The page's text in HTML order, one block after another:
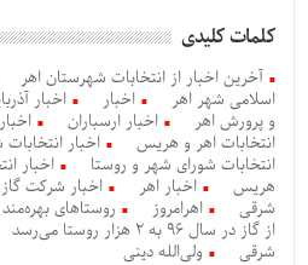
کلمات کلیدی
آخرین اخبار از انتخابات شهرستان اهر
اسلامی شهر اهر
اخبار اخبار
و پرورش اهر
اخبار ارسباران
انتخابات اهر و هریس
اخبار
انتخابات شورای شهر و روستا
اخبار
هریس
اخبار اهر
اخبار شرکت گاز
شرقی
اهرامروز
روستاهای
از گاز در سال 96 به 2 هزار روستا می‌رسد
شرقی
ولی‌الله دینی